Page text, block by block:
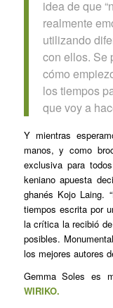
idea de que
realmente
utilizando
con ellos. Se
cómo
los tiempos
que voy a
Y mientras
manos, y como
exclusiva para
keniano apuesta
ghanés Kojo Laing.
tiempos escrita por
la crítica la recibió
posibles.
los mejores autores
Gemma Soles es
WIRIKO.